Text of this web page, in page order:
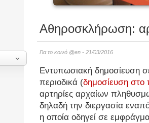
Αθηροσκλήρωση:
Για το κοινό @en - 21/03/2016
Εντυπωσιακή δημοσίευση
περιοδικά (δημοσίευση στο
αρτηρίες αρχαίων
δηλαδή την διεργασία
η οποία οδηγεί σε